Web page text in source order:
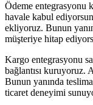
Ödeme entegrasyonu
havale kabul
ekliyoruz. Bunun
müşteriye hitap
Kargo entegrasyonu
bağlantısı kuruyoruz.
Bunun yanında
ticaret deneyimi